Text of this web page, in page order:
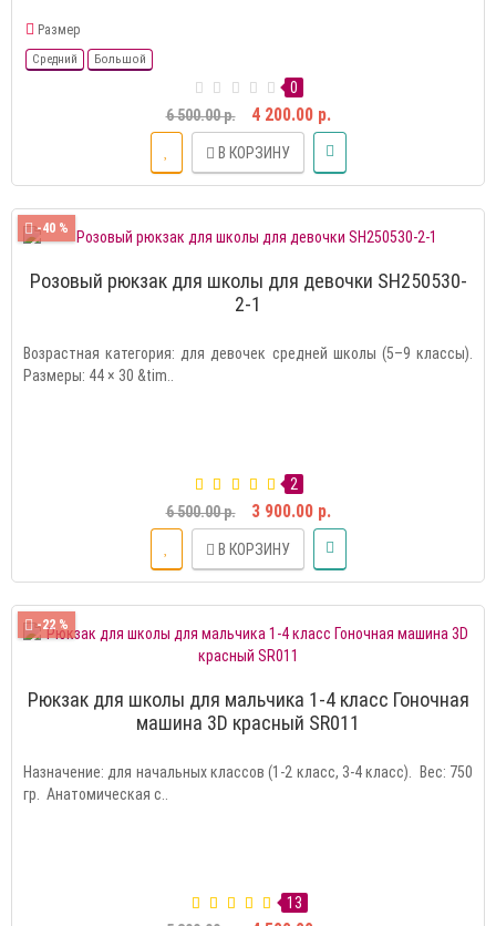
Размер
Средний Большой
0
6 500.00 р.
4 200.00 р.
В КОРЗИНУ
-40 %
Розовый рюкзак для школы для девочки SH250530-
2-1
Возрастная категория: для девочек средней школы (5–9 классы).
Размеры: 44 × 30 &tim..
2
6 500.00 р.
3 900.00 р.
В КОРЗИНУ
-22 %
Рюкзак для школы для мальчика 1-4 класс Гоночная
машина 3D красный SR011
Назначение: для начальных классов (1-2 класс, 3-4 класс). Вес: 750
гр. Анатомическая с..
13